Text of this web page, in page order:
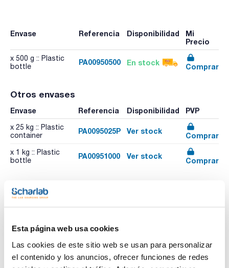
Esta página web usa cookies
Las cookies de este sitio web se usan para personalizar
el contenido y los anuncios, ofrecer funciones de redes
Envase Referencia Disponibilidad
Mi
Precio
x 500 g :: Plastic
bottle
PA00950500 En stock Comprar
Otros envases
Envase Referencia Disponibilidad PVP
x 25 kg :: Plastic
container
PA0095025P Ver stock
Comprar
x 1 kg :: Plastic
bottle
PA00951000 Ver stock
Comprar